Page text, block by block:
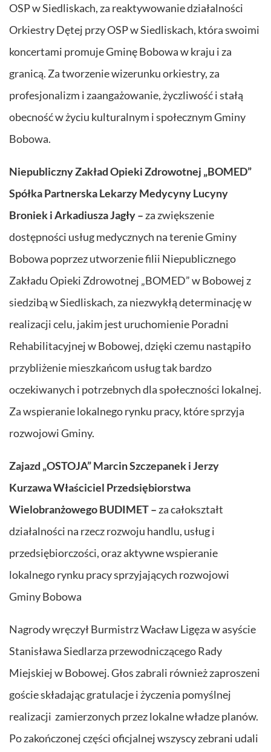
OSP w Siedliskach, za reaktywowanie działalności
Orkiestry Dętej przy OSP w Siedliskach, która swoimi
koncertami promuje Gminę Bobowa w kraju i za
granicą. Za tworzenie wizerunku orkiestry, za
profesjonalizm i zaangażowanie, życzliwość i stałą
obecność w życiu kulturalnym i społecznym Gminy
Bobowa.
Niepubliczny Zakład Opieki Zdrowotnej „BOMED”
Spółka Partnerska Lekarzy Medycyny Lucyny
Broniek i Arkadiusza Jagły – za zwiększenie
dostępności usług medycznych na terenie Gminy
Bobowa poprzez utworzenie filii Niepublicznego
Zakładu Opieki Zdrowotnej „BOMED” w Bobowej z
siedzibą w Siedliskach, za niezwykłą determinację w
realizacji celu, jakim jest uruchomienie Poradni
Rehabilitacyjnej w Bobowej, dzięki czemu nastąpiło
przybliżenie mieszkańcom usług tak bardzo
oczekiwanych i potrzebnych dla społeczności lokalnej.
Za wspieranie lokalnego rynku pracy, które sprzyja
rozwojowi Gminy.
Zajazd „OSTOJA” Marcin Szczepanek i Jerzy
Kurzawa Właściciel Przedsiębiorstwa
Wielobranżowego BUDIMET – za całokształt
działalności na rzecz rozwoju handlu, usług i
przedsiębiorczości, oraz aktywne wspieranie
lokalnego rynku pracy sprzyjających rozwojowi
Gminy Bobowa
Nagrody wręczył Burmistrz Wacław Ligęza w asyście
Stanisława Siedlarza przewodniczącego Rady
Miejskiej w Bobowej. Głos zabrali również zaproszeni
goście składając gratulacje i życzenia pomyślnej
realizacji zamierzonych przez lokalne władze planów.
Po zakończonej części oficjalnej wszyscy zebrani udali